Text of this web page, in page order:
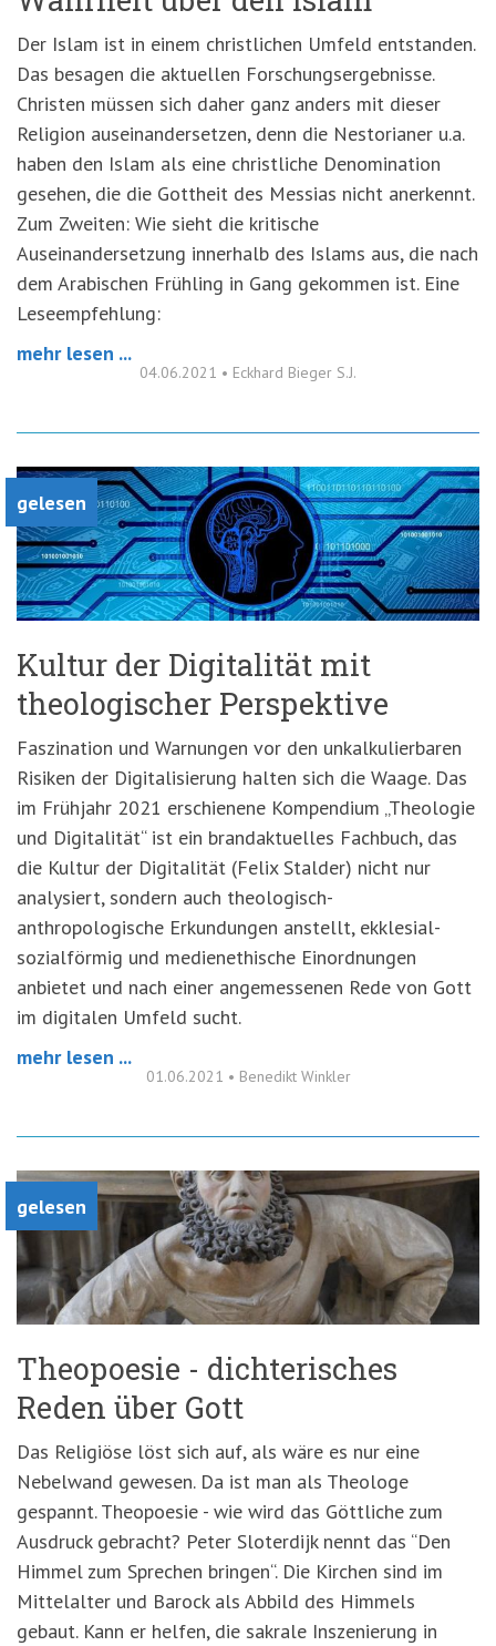
Der Islam ist in einem christlichen Umfeld entstanden.
Das besagen die aktuellen Forschungsergebnisse.
Christen müssen sich daher ganz anders mit dieser
Religion auseinandersetzen, denn die Nestorianer u.a.
haben den Islam als eine christliche Denomination
gesehen, die die Gottheit des Messias nicht anerkennt.
Zum Zweiten: Wie sieht die kritische
Auseinandersetzung innerhalb des Islams aus, die nach
dem Arabischen Frühling in Gang gekommen ist. Eine
Leseempfehlung:
mehr lesen ...
04.06.2021 • Eckhard Bieger S.J.
gelesen
Kultur der Digitalität mit
theologischer Perspektive
Faszination und Warnungen vor den unkalkulierbaren
Risiken der Digitalisierung halten sich die Waage. Das
im Frühjahr 2021 erschienene Kompendium „Theologie
und Digitalität“ ist ein brandaktuelles Fachbuch, das
die Kultur der Digitalität (Felix Stalder) nicht nur
analysiert, sondern auch theologisch-
anthropologische Erkundungen anstellt, ekklesial-
sozialförmig und medienethische Einordnungen
anbietet und nach einer angemessenen Rede von Gott
im digitalen Umfeld sucht.
mehr lesen ...
01.06.2021 • Benedikt Winkler
gelesen
Theopoesie - dichterisches
Reden über Gott
Das Religiöse löst sich auf, als wäre es nur eine
Nebelwand gewesen. Da ist man als Theologe
gespannt. Theopoesie - wie wird das Göttliche zum
Ausdruck gebracht? Peter Sloterdijk nennt das “Den
Himmel zum Sprechen bringen“. Die Kirchen sind im
Mittelalter und Barock als Abbild des Himmels
gebaut. Kann er helfen, die sakrale Inszenierung in